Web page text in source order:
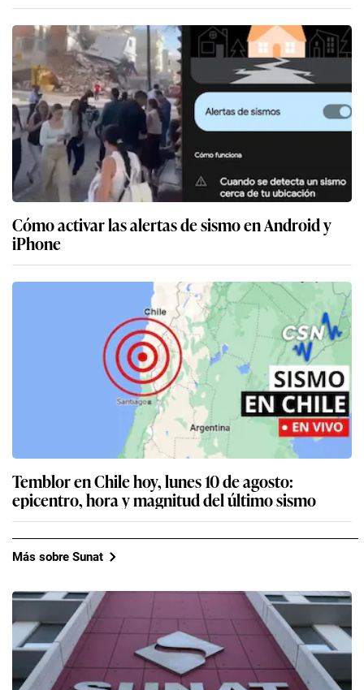
Cómo activar las alertas de sismo en Android y
iPhone
Temblor en Chile hoy, lunes 10 de agosto:
epicentro, hora y magnitud del último sismo
Más sobre Sunat